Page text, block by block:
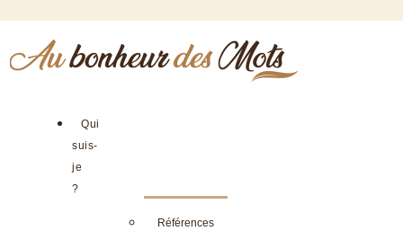
Qui
suis-
je
?
Références